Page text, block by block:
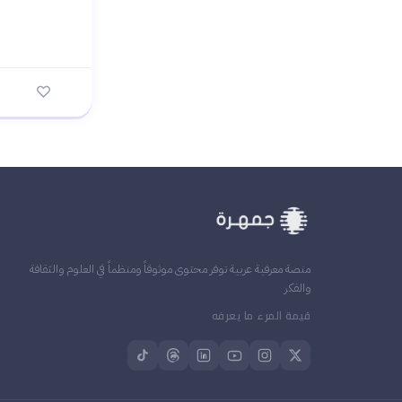
منصة معرفية عربية توفر محتوى موثوقاً ومنظماً في العلوم والثقافة
والفكر
قيمة المرء ما يعرفه